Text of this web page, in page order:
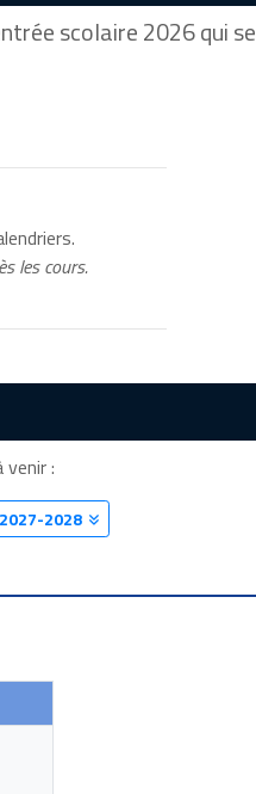
scolaire 2026 qui se
les cours.
:
2027-2028